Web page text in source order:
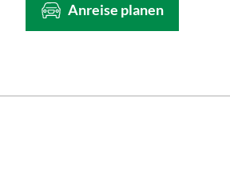
Anreise planen